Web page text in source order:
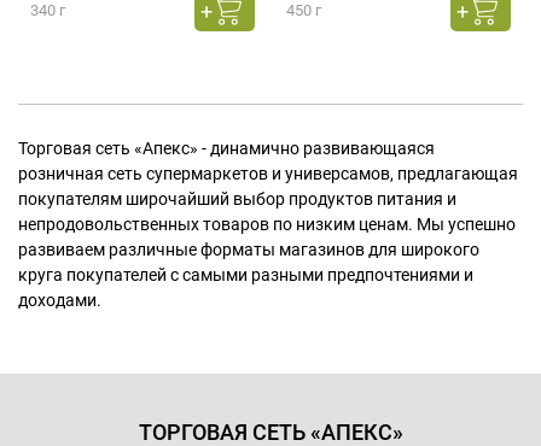
340 г 450 г
Торговая сеть «Апекс» - динамично развивающаяся
розничная сеть супермаркетов и универсамов, предлагающая
покупателям широчайший выбор продуктов питания и
непродовольственных товаров по низким ценам. Мы успешно
развиваем различные форматы магазинов для широкого
круга покупателей с самыми разными предпочтениями и
доходами.
ТОРГОВАЯ СЕТЬ «АПЕКС»